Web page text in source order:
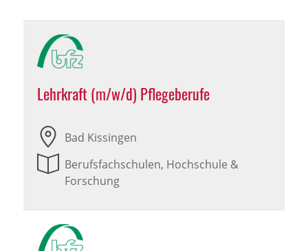
Lehrkraft (m/w/d) Pflegeberufe
Bad Kissingen
Berufsfachschulen, Hochschule &
Forschung